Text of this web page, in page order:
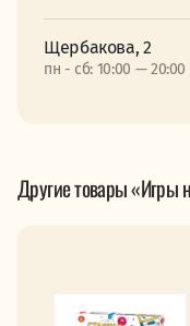
Щербакова, 2
пн - сб: 10:00 — 20:00
Другие товары «Игры